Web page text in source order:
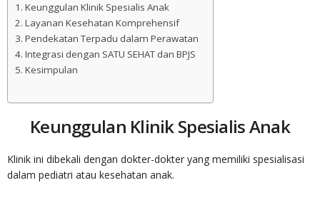
Keunggulan Klinik Spesialis Anak
Layanan Kesehatan Komprehensif
Pendekatan Terpadu dalam Perawatan
Integrasi dengan SATU SEHAT dan BPJS
Kesimpulan
Keunggulan Klinik Spesialis Anak
Klinik ini dibekali dengan dokter-dokter yang memiliki spesialisasi
dalam pediatri atau kesehatan anak.